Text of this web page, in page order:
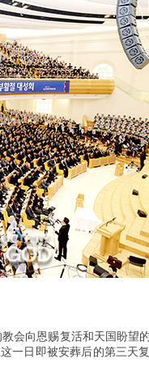
会向恩赐复活和天国盼望
一日即被安葬后的第三天